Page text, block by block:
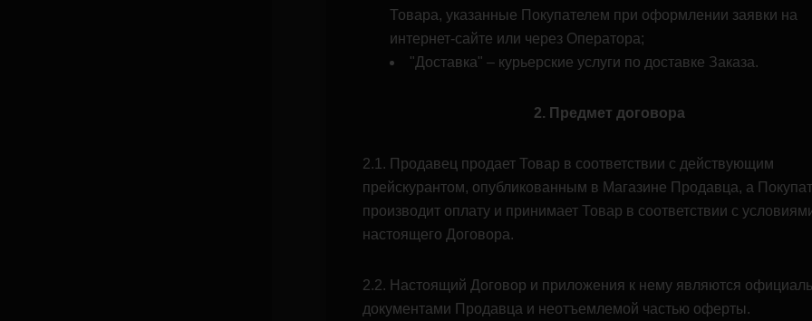
Товара, указанные Покупателем при оформлении заявки на
интернет-сайте или через Оператора;
"Доставка" – курьерские услуги по доставке Заказа.
2. Предмет договора
2.1. Продавец продает Товар в соответствии с действующим
прейскурантом, опубликованным в Магазине Продавца, а
производит оплату и принимает Товар в соответствии с
настоящего Договора.
2.2. Настоящий Договор и приложения к нему являются
документами Продавца и неотъемлемой частью оферты.